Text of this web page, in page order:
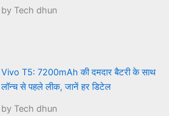
by Tech dhun
Vivo T5: 7200mAh की दमदार बैटरी के साथ
लॉन्च से पहले लीक, जानें हर डिटेल
by Tech dhun